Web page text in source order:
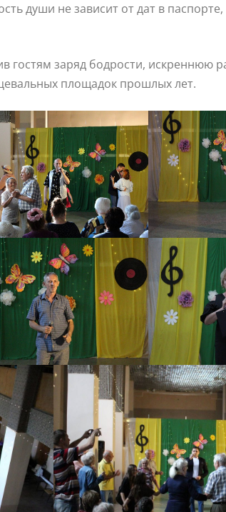
души не зависит от дат в
гостям заряд бодрости, искреннюю
площадок прошлых лет.